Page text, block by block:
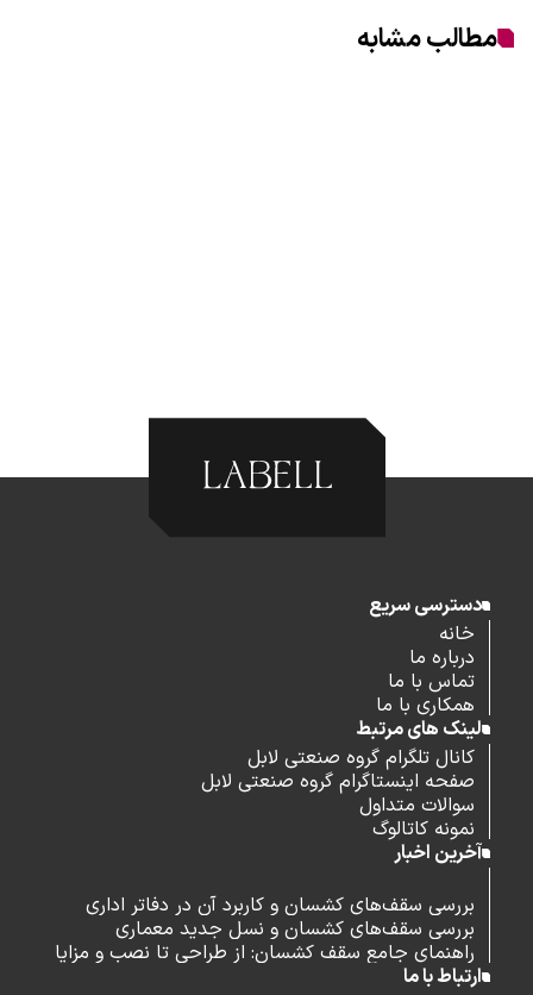
مطالب مشابه
دسترسی سریع
خانه
درباره ما
تماس با ما
همکاری با ما
لینک های مرتبط
کانال تلگرام گروه صنعتی لابل
صفحه اینستاگرام گروه صنعتی لابل
سوالات متداول
نمونه کاتالوگ
آخرین اخبار
بررسی سقف‌های کشسان و کاربرد آن در دفاتر اداری
بررسی سقف‌های کشسان و نسل جدید معماری
راهنمای جامع سقف کشسان: از طراحی تا نصب و مزایا
ارتباط با ما